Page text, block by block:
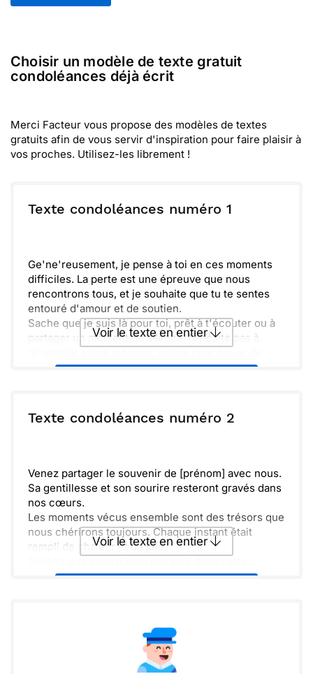
Choisir un modèle de texte gratuit
condoléances déjà écrit
Merci Facteur vous propose des modèles de textes
gratuits afin de vous servir d'inspiration pour faire plaisir à
vos proches. Utilisez-les librement !
Texte condoléances numéro 1
Ge'ne'reusement, je pense à toi en ces moments
difficiles. La perte est une épreuve que nous
rencontrons tous, et je souhaite que tu te sentes
entouré d'amour et de soutien.
Sache que je suis là pour toi, prêt à t'écouter ou à
partager un moment de silence. N'hésite pas à
petites choses.
dans nos cœurs. Je t'envoie toute ma tendresse et
mon soutien en ce moment délicat.
Voir le texte en entier
ou : Copier Recevoir par mail
Texte condoléances numéro 2
Venez partager le souvenir de [prénom] avec nous.
Sa gentillesse et son sourire resteront gravés dans
nos cœurs.
Les moments vécus ensemble sont des trésors que
nous chérirons toujours. Chaque instant était
rempli de chaleur et de joie.
épreuve. Nous sommes là pour vous soutenir et
honorant sa vie et son héritage magnifique.
Voir le texte en entier
Envoyer via Whatsapp